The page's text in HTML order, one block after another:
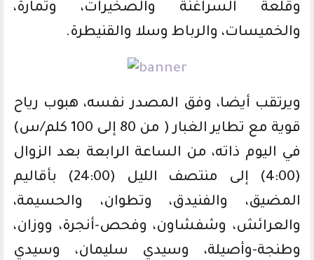
وقلعة السراغنة والصخيرات، وتمارة،
والخميسات، والرباط وسلا والقنيطرة.
ويرتقب أيضا، وفق المصدر نفسه، هبوب رياح
قوية مع تطاير الغبار ( من 80 إلى 100 كلم/س)
في اليوم ذاته، من الساعة الرابعة بعد الزوال
(4:00) إلى منتصف الليل (24:00) بأقاليم
المضيق، والفنيدق، وتطوان، والحسيمة،
والعرائش، وشفشاون، وفحص-أنجرة، ووزان،
وطنجة-وأصيلة، وسيدي سليمان، وسيدي